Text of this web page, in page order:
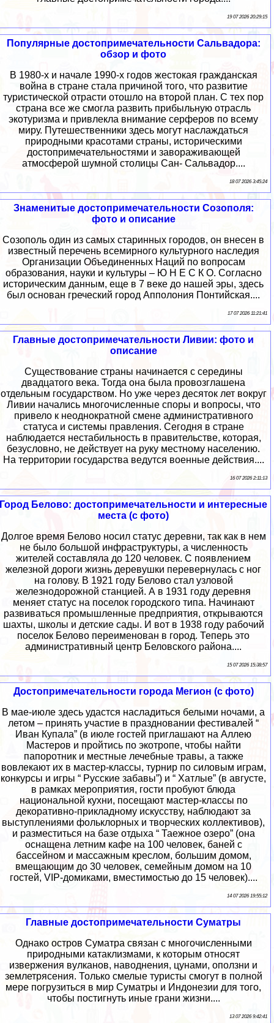
19 07 2026 20:29:15
Популярные достопримечательности Сальвадора:
обзор и фото
В 1980-х и начале 1990-х годов жестокая гражданская
война в стране стала причиной того, что развитие
туристической отрасти отошло на второй план. С тех пор
страна все же смогла развить прибыльную отрасль
экотуризма и привлекла внимание серферов по всему
миру. Путешественники здесь могут наслаждаться
природными красотами страны, историческими
достопримечательностями и завораживающей
атмосферой шумной столицы Сан- Сальвадор....
18 07 2026 3:45:24
Знаменитые достопримечательности Созополя:
фото и описание
Созополь один из самых старинных городов, он внесен в
известный перечень всемирного культурного наследия
Организации Объединенных Наций по вопросам
образования, науки и культуры – Ю Н Е С К О. Согласно
историческим данным, еще в 7 веке до нашей эры, здесь
был основан греческий город Апполония Понтийская....
17 07 2026 11:21:41
Главные достопримечательности Ливии: фото и
описание
Существование страны начинается с середины
двадцатого века. Тогда она была провозглашена
отдельным государством. Но уже через десяток лет вокруг
Ливии начались многочисленные споры и вопросы, что
привело к неоднократной смене административного
статуса и системы правления. Сегодня в стране
наблюдается нестабильность в правительстве, которая,
безусловно, не действует на руку местному населению.
На территории государства ведутся военные действия....
16 07 2026 2:11:13
Город Белово: достопримечательности и интересные
места (с фото)
Долгое время Белово носил статус деревни, так как в нем
не было большой инфраструктуры, а численность
жителей составляла до 120 человек. С появлением
железной дороги жизнь деревушки перевернулась с ног
на голову. В 1921 году Белово стал узловой
железнодорожной станцией. А в 1931 году деревня
меняет статус на поселок городского типа. Начинают
развиваться промышленные предприятия, открываются
шахты, школы и детские сады. И вот в 1938 году рабочий
поселок Белово переименован в город. Теперь это
административный центр Беловского района....
15 07 2026 15:38:57
Достопримечательности города Мегион (с фото)
В мае-июле здесь удастся насладиться белыми ночами, а
летом – принять участие в праздновании фестивалей “
Иван Купала” (в июле гостей приглашают на Аллею
Мастеров и пройтись по экотропе, чтобы найти
папоротник и местные лечебные травы, а также
вовлекают их в мастер-классы, турнир по силовым играм,
конкурсы и игры “ Русские забавы”) и “ Хатлые” (в августе,
в рамках мероприятия, гости пробуют блюда
национальной кухни, посещают мастер-классы по
декоративно-прикладному искусству, наблюдают за
выступлениями фольклорных и творческих коллективов),
и разместиться на базе отдыха “ Таежное озеро” (она
оснащена летним кафе на 100 человек, баней с
бассейном и массажным креслом, большим домом,
вмещающим до 30 человек, семейным домом на 10
гостей, VIP-домиками, вместимостью до 15 человек)....
14 07 2026 19:55:12
Главные достопримечательности Суматры
Однако остров Суматра связан с многочисленными
природными катаклизмами, к которым относят
извержения вулканов, наводнения, цунами, оползни и
землетрясения. Только смелые туристы смогут в полной
мере погрузиться в мир Суматры и Индонезии для того,
чтобы постигнуть иные грани жизни....
13 07 2026 9:42:41